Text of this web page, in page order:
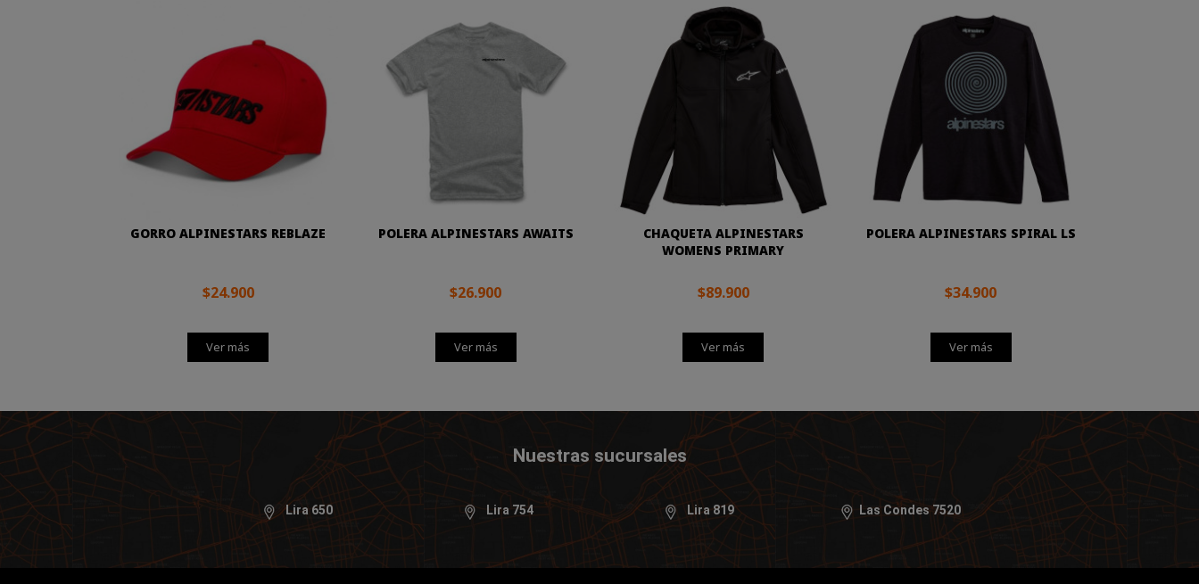
GORRO ALPINESTARS REBLAZE
$24.900
Ver más
POLERA ALPINESTARS AWAITS
$26.900
Ver más
CHAQUETA ALPINESTARS
WOMENS PRIMARY
$89.900
Ver más
POLERA ALPINESTARS SPIRAL LS
$34.900
Ver más
Nuestras sucursales
Lira 650 Lira 754 Lira 819 Las Condes 7520